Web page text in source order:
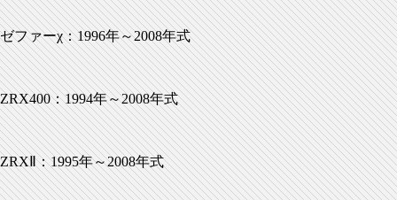
ゼファーχ：1996年～2008年式
ZRX400：1994年～2008年式
ZRXⅡ：1995年～2008年式